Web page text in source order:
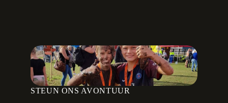
STEUN ONS AVONTUUR